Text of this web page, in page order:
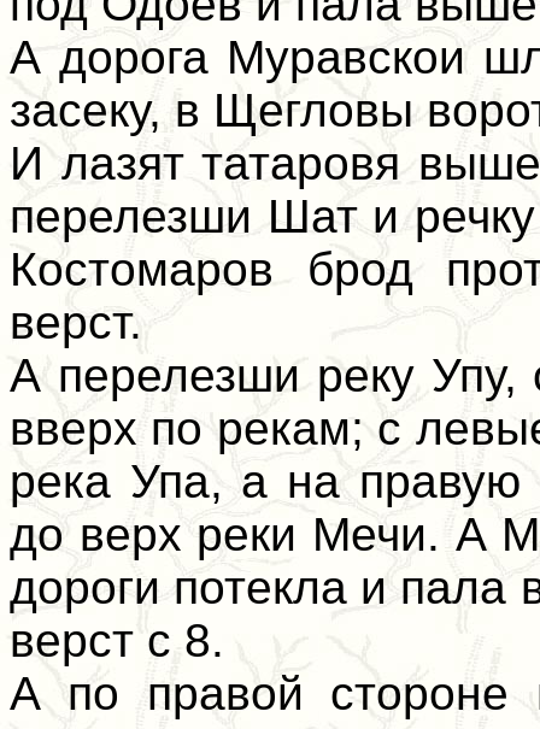
А дорога Муравскои
засеку, в Щегловы
И лазят татаровя
перелезши Шат и
Костомаров брод
верст.
А перелезши реку Упу,
вверх по рекам; с
река Упа, а на правую
до верх реки Мечи. А
дороги потекла и
верст с 8.
А по правой стороне